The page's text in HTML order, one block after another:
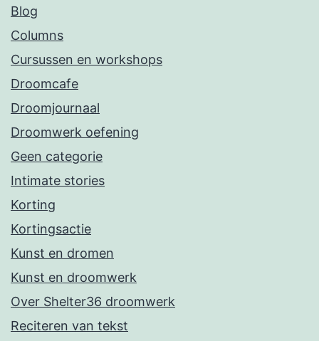
Blog
Columns
Cursussen en workshops
Droomcafe
Droomjournaal
Droomwerk oefening
Geen categorie
Intimate stories
Korting
Kortingsactie
Kunst en dromen
Kunst en droomwerk
Over Shelter36 droomwerk
Reciteren van tekst